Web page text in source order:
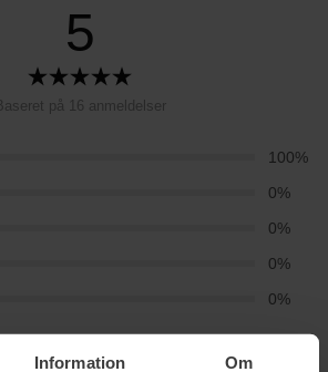
Information Om
5
på 16 anmeldelser
100%
0%
0%
0%
0%